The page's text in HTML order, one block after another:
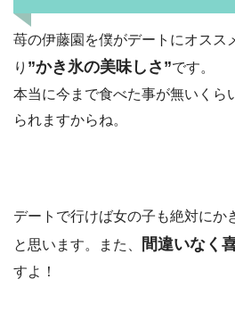
苺の伊藤園を僕がデートにオスス
り ”かき氷の美味しさ”です。
本当に今まで食べた事が無いくら
られますからね。
デートで行けば女の子も絶対にか
と思います。また、 間違いなく
すよ！